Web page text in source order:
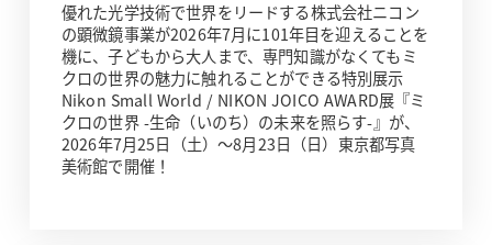
優れた光学技術で世界をリードする株式会社ニコン
の顕微鏡事業が2026年7月に101年目を迎えることを
機に、子どもから大人まで、専門知識がなくてもミ
クロの世界の魅力に触れることができる特別展示
Nikon Small World / NIKON JOICO AWARD展『ミ
クロの世界 -生命（いのち）の未来を照らす-』が、
2026年7月25日（土）～8月23日（日）東京都写真
美術館で開催！